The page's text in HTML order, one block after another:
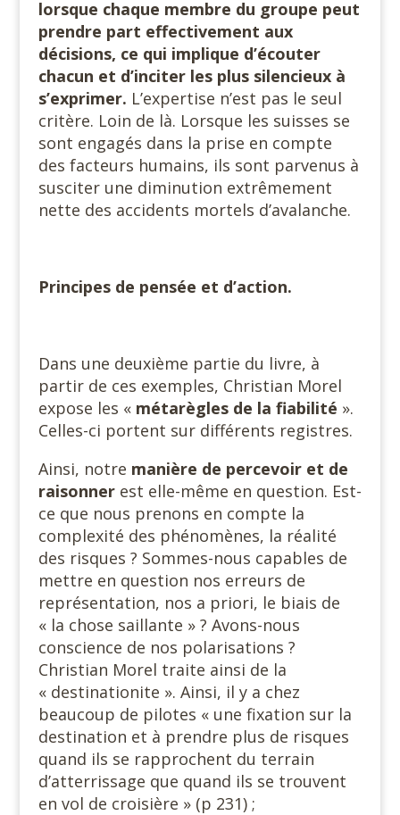
lorsque chaque membre du groupe peut
prendre part effectivement aux
décisions, ce qui implique d’écouter
chacun et d’inciter les plus silencieux à
s’exprimer. L’expertise n’est pas le seul
critère. Loin de là. Lorsque les suisses se
sont engagés dans la prise en compte
des facteurs humains, ils sont parvenus à
susciter une diminution extrêmement
nette des accidents mortels d’avalanche.
Principes de pensée et d’action.
Dans une deuxième partie du livre, à
partir de ces exemples, Christian Morel
expose les « métarègles de la fiabilité ».
Celles-ci portent sur différents registres.
Ainsi, notre manière de percevoir et de
raisonnerest elle-même en question. Est-
ce que nous prenons en compte la
complexité des phénomènes, la réalité
des risques ? Sommes-nous capables de
mettre en question nos erreurs de
représentation, nos a priori, le biais de
« la chose saillante » ? Avons-nous
conscience de nos polarisations ?
Christian Morel traite ainsi de la
« destinationite ». Ainsi, il y a chez
beaucoup de pilotes « une fixation sur la
destination et à prendre plus de risques
quand ils se rapprochent du terrain
d’atterrissage que quand ils se trouvent
en vol de croisière » (p 231) ;